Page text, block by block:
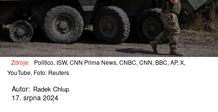
Zdroje: Politico, ISW, CNN Prima News, CNBC, CNN, BBC, AP, X,
YouTube, Foto: Reuters
Autor: Radek Chlup
17. srpna 2024